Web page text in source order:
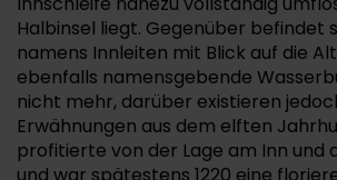
Halbinsel liegt. Gegenüber befindet
namens Innleiten mit Blick auf die
ebenfalls namensgebende
nicht mehr, darüber existieren
Erwähnungen aus dem elften
profitierte von der Lage am Inn und